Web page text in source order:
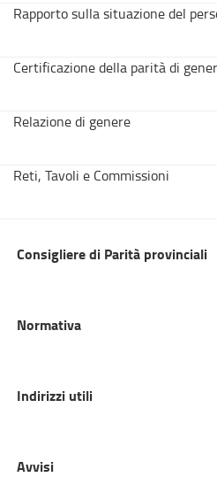
Rapporto sulla situazione del
Certificazione della parità di
Relazione di genere
Reti, Tavoli e Commissioni
Consigliere di Parità provinciali
Normativa
Indirizzi utili
Avvisi